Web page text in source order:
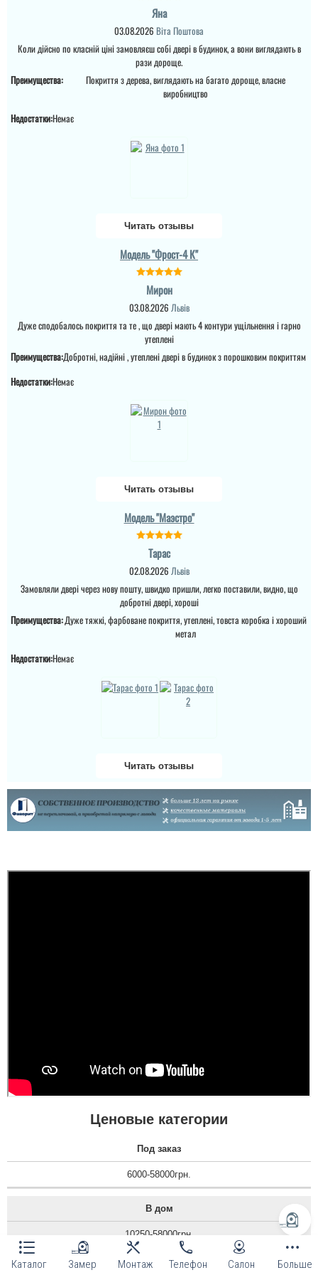
Каталог Замер Монтаж Телефон Салон Больше
дійсно сподобались....
утеплені, встановили
встановили швидко, все
Яна
03.08.2026 Віта Поштова
Коли дійсно по класній ціні замовляєш собі двері в будинок, а вони виглядають в
рази дороще.
Преимущества:
Покриття з дерева, виглядають на багато дороще, власне
виробництво
Недостатки:Немає
Читать отзывы
Модель "Фрост-4 К"
Мирон
03.08.2026 Львів
Дуже сподобалось покриття та те , що двері мають 4 контури ущільнення і гарно
утеплені
Преимущества:Добротні, надійні , утеплені двері в будинок з порошковим покриттям
Недостатки:Немає
Читать отзывы
Модель "Маэстро"
Тарас
02.08.2026 Львів
Замовляли двері через нову пошту, швидко пришли, легко поставили, видно, що
добротні двері, хороші
Преимущества:Дуже тяжкі, фарбоване покриття, утеплені, товста коробка і хороший
метал
Недостатки:Немає
Читать отзывы
Ценовые категории
Под заказ
6000-58000грн.
В дом
10250-58000грн.
На дачу